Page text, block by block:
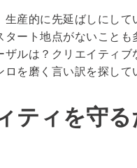
生産的に先延ばしにし
ート地点がないこと
ルは？クリエイティ
を磨く言い訳を探して
ティを守